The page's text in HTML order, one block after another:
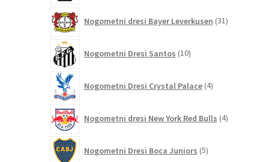
Nogometni dresi Bayer Leverkusen 31izdelkov
Nogometni Dresi Santos 10izdelkov
Nogometni Dresi Crystal Palace 4izdelki
Nogometni dresi New York Red Bulls 4izdelki
Nogometni Dresi Boca Juniors 5izdelkov